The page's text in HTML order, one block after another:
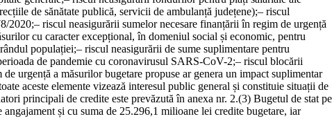
de sănătate publică, servicii de ambulanță județene);– riscul
2020;– riscul neasigurării sumelor necesare finanțării în regim de urgență
cu caracter excepțional, în domeniul social și economic, pentru
populației;– riscul neasigurării de sume suplimentare pentru
de pandemie cu coronavirusul SARS-CoV-2;– riscul blocării
urgență a măsurilor bugetare propuse ar genera un impact suplimentar
aceste elemente vizează interesul public general și constituie situații de
principali de credite este prevăzută în anexa nr. 2.(3) Bugetul de stat pe
și cu suma de 25.296,1 milioane lei credite bugetare, iar